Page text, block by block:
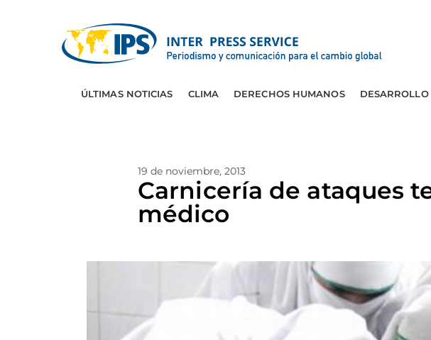
ÚLTIMAS NOTICIAS CLIMA DERECHOS HUMANOS
19 de noviembre, 2013
Carnicería de ataques
médico